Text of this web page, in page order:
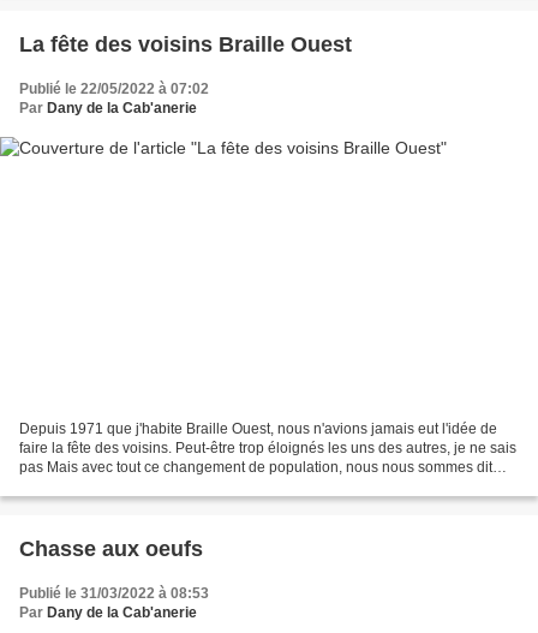
La fête des voisins Braille Ouest
Publié le 22/05/2022 à 07:02
Par Dany de la Cab'anerie
Depuis 1971 que j'habite Braille Ouest, nous n'avions jamais eut l'idée de
faire la fête des voisins. Peut-être trop éloignés les uns des autres, je ne sais
pas Mais avec tout ce changement de population, nous nous sommes dit
Chasse aux oeufs
Publié le 31/03/2022 à 08:53
Par Dany de la Cab'anerie